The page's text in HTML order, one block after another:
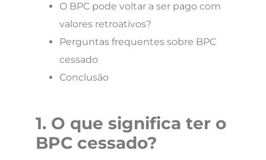
O BPC pode voltar a ser pago com
valores retroativos?
Perguntas frequentes sobre BPC
cessado
Conclusão
1. O que significa ter o
BPC cessado?